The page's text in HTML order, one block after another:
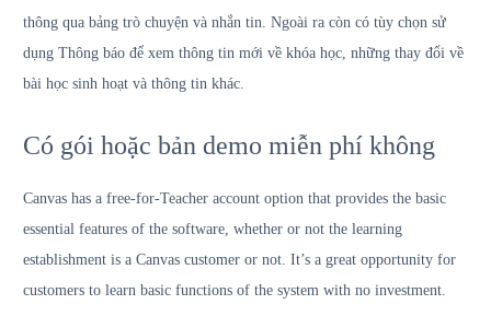
thông qua bảng trò chuyện và nhắn tin. Ngoài ra còn có tùy chọn sử
dụng Thông báo để xem thông tin mới về khóa học, những thay đổi về
bài học sinh hoạt và thông tin khác.
Có gói hoặc bản demo miễn phí không
Canvas has a free-for-Teacher account option that provides the basic
essential features of the software, whether or not the learning
establishment is a Canvas customer or not. It’s a great opportunity for
customers to learn basic functions of the system with no investment.